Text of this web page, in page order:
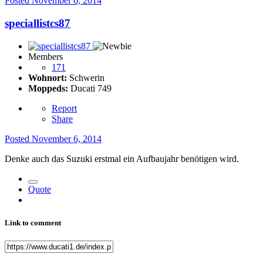
speciallistcs87
Members
171
Wohnort: Schwerin
Moppeds: Ducati 749
Report
Share
Posted November 6, 2014
Denke auch das Suzuki erstmal ein Aufbaujahr benötigen wird.
Quote
Link to comment